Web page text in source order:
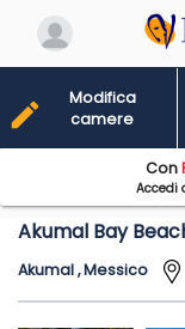
Akumal Bay
Akumal , Messico
edit
Modifica
camere
Con
Accedi